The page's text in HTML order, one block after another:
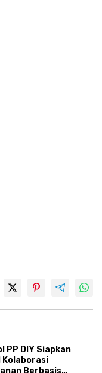
PP DIY Siapkan
Kolaborasi
Berbasis